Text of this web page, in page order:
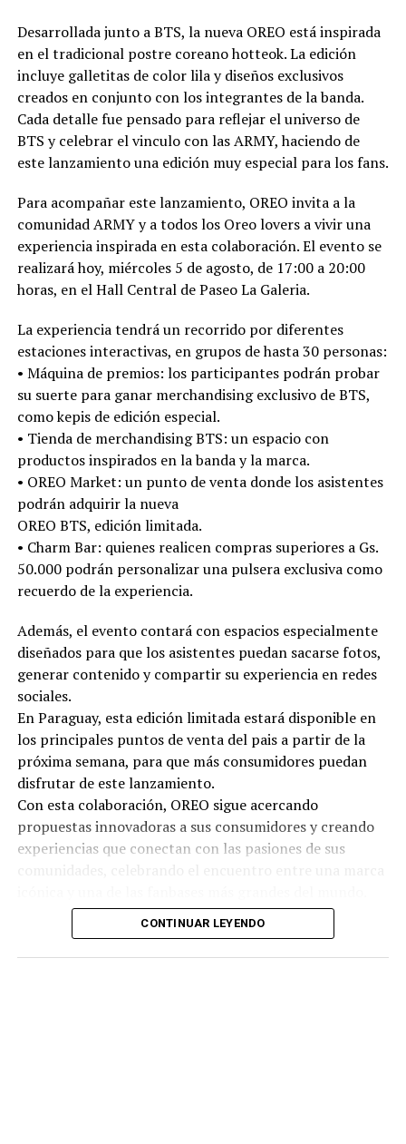
Desarrollada junto a BTS, la nueva OREO está inspirada
en el tradicional postre coreano hotteok. La edición
incluye galletitas de color lila y diseños exclusivos
creados en conjunto con los integrantes de la banda.
Cada detalle fue pensado para reflejar el universo de
BTS y celebrar el vinculo con las ARMY, haciendo de
este lanzamiento una edición muy especial para los fans.
Para acompañar este lanzamiento, OREO invita a la
comunidad ARMY y a todos los Oreo lovers a vivir una
experiencia inspirada en esta colaboración. El evento se
realizará hoy, miércoles 5 de agosto, de 17:00 a 20:00
horas, en el Hall Central de Paseo La Galeria.
La experiencia tendrá un recorrido por diferentes
estaciones interactivas, en grupos de hasta 30 personas:
•⁠ ⁠Máquina de premios: los participantes podrán probar
su suerte para ganar merchandising exclusivo de BTS,
como kepis de edición especial.
•⁠ ⁠Tienda de merchandising BTS: un espacio con
productos inspirados en la banda y la marca.
•⁠ ⁠OREO Market: un punto de venta donde los asistentes
podrán adquirir la nueva
OREO BTS, edición limitada.
•⁠ ⁠Charm Bar: quienes realicen compras superiores a Gs.
50.000 podrán personalizar una pulsera exclusiva como
recuerdo de la experiencia.
Además, el evento contará con espacios especialmente
diseñados para que los asistentes puedan sacarse fotos,
generar contenido y compartir su experiencia en redes
sociales.
En Paraguay, esta edición limitada estará disponible en
los principales puntos de venta del pais a partir de la
próxima semana, para que más consumidores puedan
disfrutar de este lanzamiento.
Con esta colaboración, OREO sigue acercando
propuestas innovadoras a sus consumidores y creando
experiencias que conectan con las pasiones de sus
CONTINUAR LEYENDO